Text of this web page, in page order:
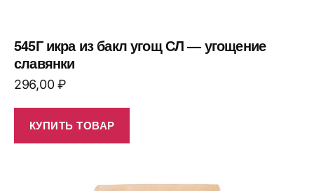
545Г икра из бакл угощ СЛ — угощение
славянки
296,00₽
КУПИТЬ ТОВАР